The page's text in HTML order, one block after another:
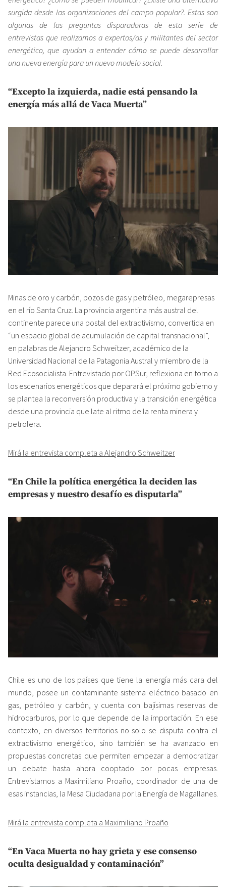
surgida desde las organizaciones del campo popular?. Estas son
algunas de las preguntas disparadoras de esta serie de
entrevistas que realizamos a expertos/as y militantes del sector
energético, que ayudan a entender cómo se puede desarrollar
una nueva energía para un nuevo modelo social.
“Excepto la izquierda, nadie está pensando la
energía más allá de Vaca Muerta”
Minas de oro y carbón, pozos de gas y petróleo, megarepresas
en el río Santa Cruz. La provincia argentina más austral del
continente parece una postal del extractivismo, convertida en
“un espacio global de acumulación de capital transnacional”,
en palabras de Alejandro Schweitzer, académico de la
Universidad Nacional de la Patagonia Austral y miembro de la
Red Ecosocialista. Entrevistado por OPSur, reflexiona en torno a
los escenarios energéticos que deparará el próximo gobierno y
se plantea la reconversión productiva y la transición energética
desde una provincia que late al ritmo de la renta minera y
petrolera.
Mirá la entrevista completa a Alejandro Schweitzer
“En Chile la política energética la deciden las
empresas y nuestro desafío es disputarla”
Chile es uno de los países que tiene la energía más cara del
mundo, posee un contaminante sistema eléctrico basado en
gas, petróleo y carbón, y cuenta con bajísimas reservas de
hidrocarburos, por lo que depende de la importación. En ese
contexto, en diversos territorios no solo se disputa contra el
extractivismo energético, sino también se ha avanzado en
propuestas concretas que permiten empezar a democratizar
un debate hasta ahora cooptado por pocas empresas.
Entrevistamos a Maximiliano Proaño, coordinador de una de
esas instancias, la Mesa Ciudadana por la Energía de Magallanes.
Mirá la entrevista completa a Maximiliano Proaño
“En Vaca Muerta no hay grieta y ese consenso
oculta desigualdad y contaminación”